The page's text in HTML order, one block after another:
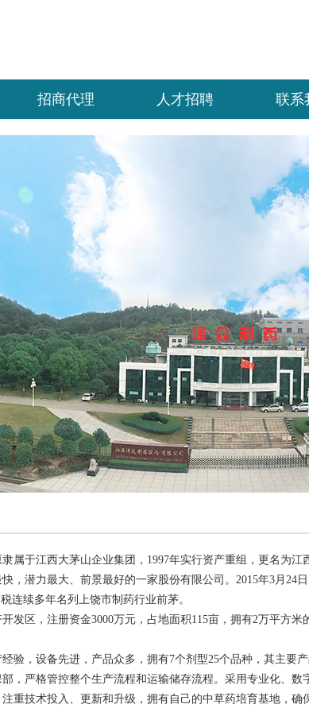
招商代理 人才招聘 联系
于江西大茅山企业集团，1997年实行资产重组，更名为江
，潜力最大、前景最好的一家股份有限公司。2015年3月24
连续多年名列上饶市制药行业前茅。
区，注册资金3000万元，占地面积115亩，拥有2万平方米
，设备先进，产品众多，拥有7个剂型25个品种，其主要
严格管控整个生产流程和运输储存流程。采用专业化、数
重技术投入、更新和升级，拥有自己的中草药培育基地，确